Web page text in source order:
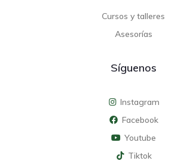
Cursos y talleres
Asesorías
Síguenos
Instagram
Facebook
Youtube
Tiktok